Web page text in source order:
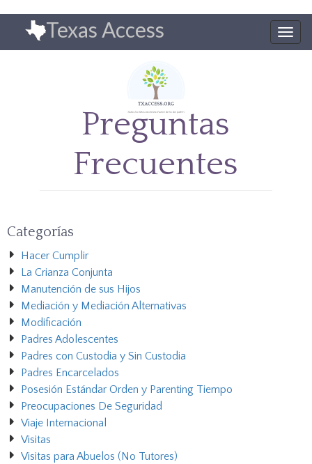
contenido
principal
Texas Access
Preguntas
Frecuentes
Categorías
Hacer Cumplir
La Crianza Conjunta
Manutención de sus Hijos
Mediación y Mediación Alternativas
Modificación
Padres Adolescentes
Padres con Custodia y Sin Custodia
Padres Encarcelados
Posesión Estándar Orden y Parenting Tiempo
Preocupaciones De Seguridad
Viaje Internacional
Visitas
Visitas para Abuelos (No Tutores)